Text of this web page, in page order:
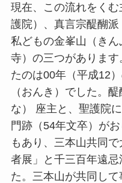
現在、この流れをく
護院）、真言宗醍醐
私どもの金峯山（き
寺）の三つがありま
たのは00年（平成12
（おんき）でした。
な） 座主と、聖護院
門跡（54年文卒）が
もあり、三本山共同
者展」と千三百年遠
た。三本山が共同し